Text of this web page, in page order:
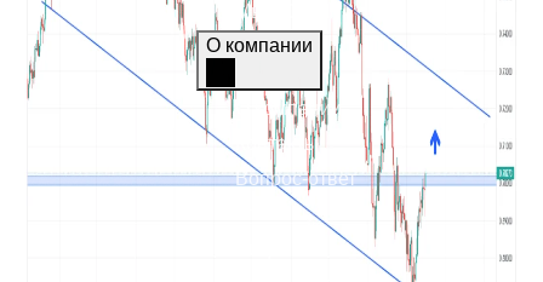
Мы в СМИ
О компании
О компании
Контакты
Вопрос-ответ
Отзывы